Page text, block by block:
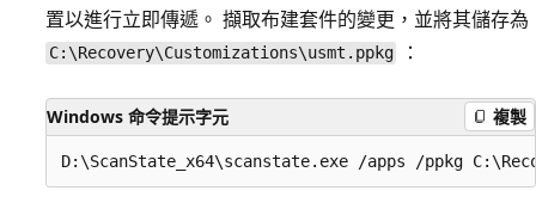
置以進行立即傳遞。 擷取布建套件的變更，並將其儲存為
C:\Recovery\Customizations\usmt.ppkg ：
Windows 命令提示字元 複製